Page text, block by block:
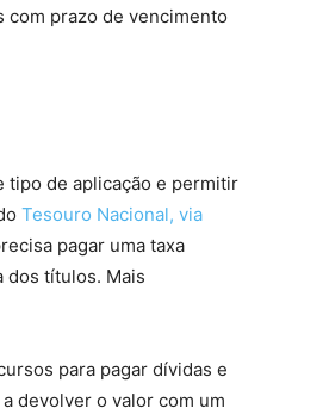
com prazo de vencimento
tipo de aplicação e permitir
Tesouro Nacional, via
pagar uma taxa
dos títulos. Mais
para pagar dívidas e
devolver o valor com um